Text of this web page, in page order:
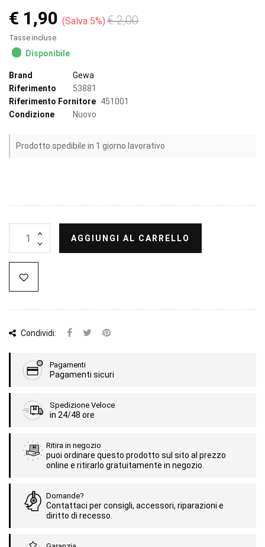
€ 1,90 Salva 5% € 2,00
Tasse incluse
Disponibile
Brand
Gewa
Riferimento
53881
Riferimento Fornitore 451001
Condizione
Nuovo
Prodotto spedibile in 1 giorno lavorativo
AGGIUNGI AL CARRELLO
Condividi:
Pagamenti
Pagamenti sicuri
Spedizione Veloce
in 24/48 ore
Ritira in negozio
puoi ordinare questo prodotto sul sito al prezzo
online e ritirarlo gratuitamente in negozio.
Domande?
Contattaci per consigli, accessori, riparazioni e
diritto di recesso.